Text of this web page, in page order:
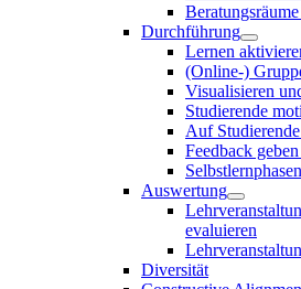
Durchführung
Lernen
(Online-)
Visualisieren
Studierende
Auf
Feedback
Auswertung
evaluieren
Diversität